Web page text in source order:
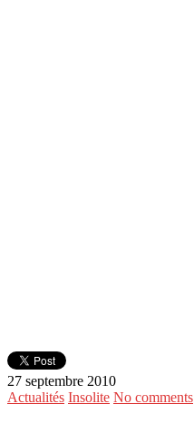
27 septembre 2010
Actualités Insolite No comments